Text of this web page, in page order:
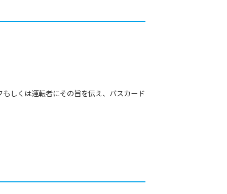
しくは運転者にその旨を伝え、バスカード